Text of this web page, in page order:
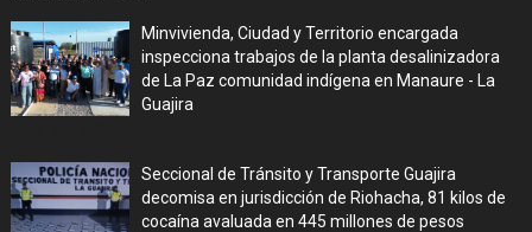
Minvivienda, Ciudad y Territorio encargada
inspecciona trabajos de la planta desalinizadora
de La Paz comunidad indígena en Manaure - La
Guajira
Seccional de Tránsito y Transporte Guajira
decomisa en jurisdicción de Riohacha, 81 kilos de
cocaína avaluada en 445 millones de pesos